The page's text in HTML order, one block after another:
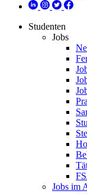
Studenten
Jobs
Jobs im